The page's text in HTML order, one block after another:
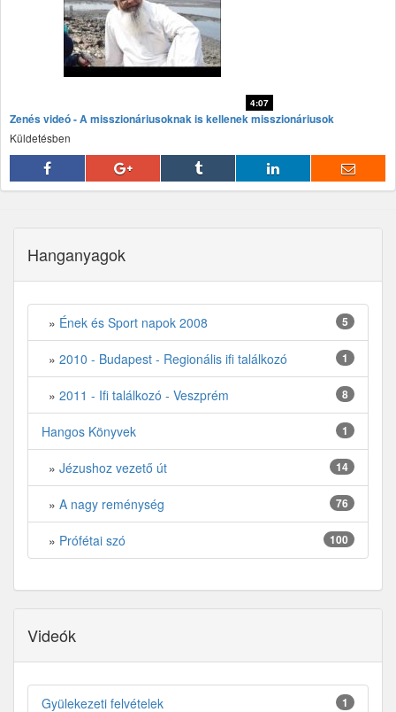
4:07
fff
Zenés videó - A misszionáriusoknak is kellenek misszionáriusok
Küldetésben
Hanganyagok
5
» Ének és Sport napok 2008
1
» 2010 - Budapest - Regionális ifi találkozó
8
» 2011 - Ifi találkozó - Veszprém
1
Hangos Könyvek
14
» Jézushoz vezető út
76
» A nagy reménység
100
» Prófétai szó
Videók
1
Gyülekezeti felvételek